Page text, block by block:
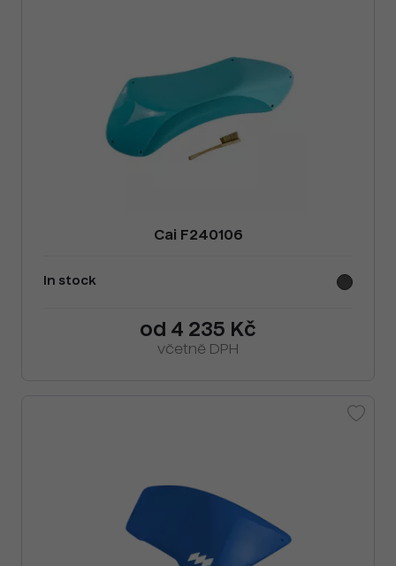
Cai F240106
In stock
od 4 235 Kč
včetně DPH